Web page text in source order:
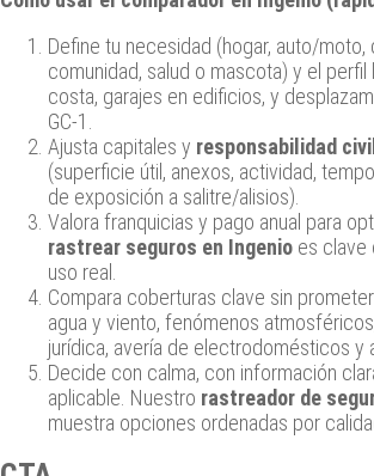
Define tu necesidad (hogar, auto/moto,
comunidad, salud o mascota) y el perfil
costa, garajes en edificios, y
GC‑1.
Ajusta capitales y responsabilidad civil
(superficie útil, anexos, actividad,
de exposición a salitre/alisios).
Valora franquicias y pago anual para
rastrear seguros en Ingenio es clave
uso real.
Compara coberturas clave sin
agua y viento, fenómenos
jurídica, avería de electrodomésticos y
Decide con calma, con información
aplicable. Nuestro rastreador de
muestra opciones ordenadas por